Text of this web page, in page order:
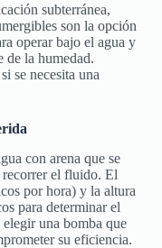
subterránea,
son la opción
operar bajo el agua y
de la humedad.
se necesita una
con arena que se
recorrer el fluido. El
por hora) y la altura
para determinar el
una bomba que
su eficiencia.